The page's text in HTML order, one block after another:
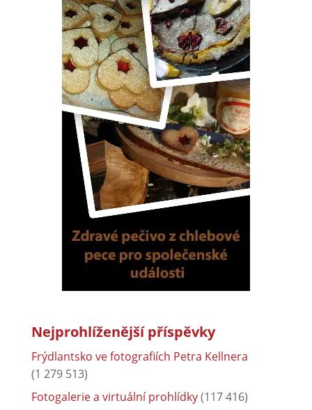
Nejprohlíženější příspěvky
Frýdlantsko ve fotografiích Petra Kellnera
(1 279 513)
Fotogalerie a virtuální prohlídky(117 416)